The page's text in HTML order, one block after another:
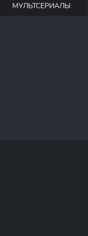
МУЛЬТСЕРИАЛЫ